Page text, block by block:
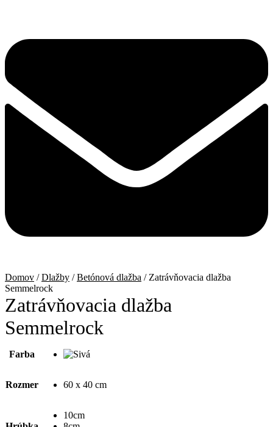
Domov /Dlažby /Betónová dlažba / Zatrávňovacia dlažba
Semmelrock
Zatrávňovacia dlažba
Semmelrock
Farba
Rozmer 60 x 40 cm
10cm